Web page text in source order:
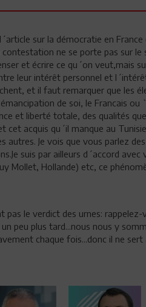
sur la démocratie en France
ne se porte pas sur le
et écrire ce qu´on veut,mais
leur intérêt personnel et
et il faut remarquer que les
de soi, le Francais ou
et liberté totale, des qualités
cet acquis qu´il manque au
Je vois que vous parlez
suis par ailleurs d´accord avec
Mollet, Hollande) etc, ce
le verdict des urnes: rappelez-
peu plus tard...nous nous y
chaque fois...donc il ne sert